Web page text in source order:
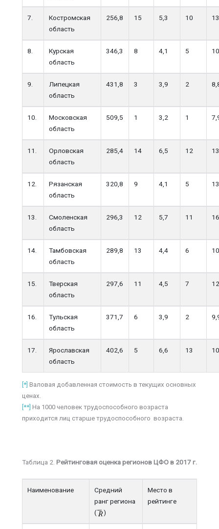
7.
Костромская
область
256,8 15 5,3 10
8.
Курская
область
346,3 8 4,1 5
9.
Липецкая
область
431,8 3 3,9 2
10.
Московская
область
509,5 1 3,2 1
11.
Орловская
область
285,4 14 6,5 12
12.
Рязанская
область
320,8 9 4,1 5
13.
Смоленская
область
296,3 12 5,7 11
14.
Тамбовская
область
289,8 13 4,4 6
15.
Тверская
область
297,6 11 4,5 7
16.
Тульская
область
371,7 6 3,9 2
17.
Ярославская
область
402,6 5 6,6 13
[*] Валовая добавленная стоимость в текущих основных
ценах.
[**] На 1000 человек трудоспособного возраста
приходится лиц старше трудоспособного возраста.
Таблица 2. Рейтинговая оценка регионов ЦФО в 2017 г.
Наименование
Средний
ранг региона
(
)
Место в
рейтинге